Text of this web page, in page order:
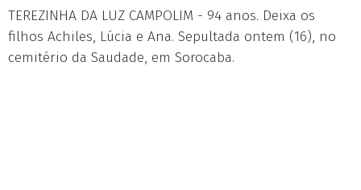
TEREZINHA DA LUZ CAMPOLIM - 94 anos. Deixa os
filhos Achiles, Lúcia e Ana. Sepultada ontem (16), no
cemitério da Saudade, em Sorocaba.